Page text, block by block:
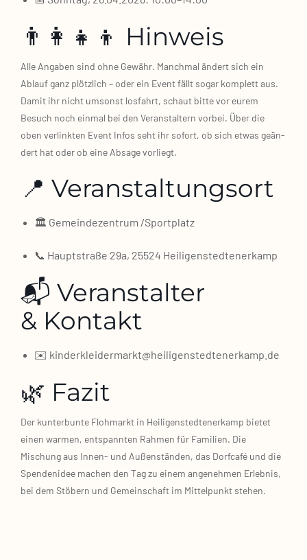
👨‍👩‍👧‍👦 Hinweis
Alle Anga­ben sind ohne Gewähr. Manch­mal ändert sich ein
Ablauf ganz plötz­lich – oder ein Event fällt sogar kom­plett aus.
Damit ihr nicht umsonst los­fahrt, schaut bit­te vor eurem
Besuch noch ein­mal bei den Ver­an­stal­tern vor­bei. Über die
oben ver­link­ten Event Infos seht ihr sofort, ob sich etwas geän­
dert hat oder ob eine Absa­ge vor­liegt.
📍 Veranstaltungsort
🏛️ Gemein­de­zen­trum /​Sport­platz
📞 Haupt­stra­ße 29a, 25524 Hei­li­gen­sted­ten­er­kamp
📬 Veranstalter
& Kontakt
✉️ kinderkleidermarkt@heiligenstedtenerkamp.de
🌿 Fazit
Der kun­ter­bun­te Floh­markt in Hei­li­gen­sted­ten­er­kamp bie­tet
einen war­men, ent­spann­ten Rah­men für Fami­li­en. Die
Mischung aus Innen‑ und Außen­stän­den, das Dorf­ca­fé und die
Spen­den­idee machen den Tag zu einem ange­neh­men Erleb­nis,
bei dem Stö­bern und Gemein­schaft im Mit­tel­punkt ste­hen.